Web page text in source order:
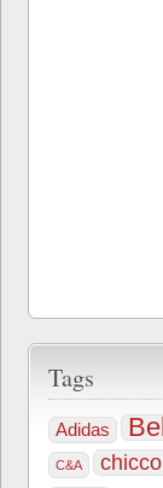
Tags
Adidas
C&A chicco